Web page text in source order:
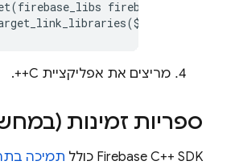
(firebase_libs firebase_auth
($
מריצים את אפליקציית C++.
ספריות זמינות
Firebase C++ SDK כולל תמיכה